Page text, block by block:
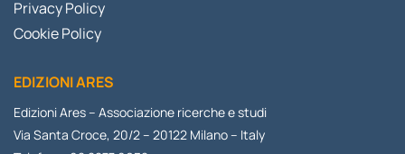
Privacy Policy
Cookie Policy
EDIZIONI ARES
Edizioni Ares – Associazione ricerche e studi
Via Santa Croce, 20/2 – 20122 Milano – Italy